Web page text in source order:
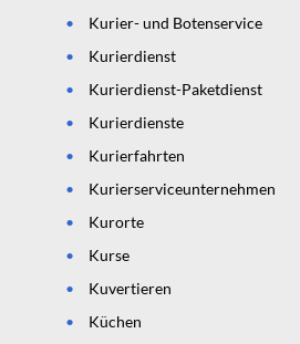
Kurier- und Botenservice
Kurierdienst
Kurierdienst-Paketdienst
Kurierdienste
Kurierfahrten
Kurierserviceunternehmen
Kurorte
Kurse
Kuvertieren
Küchen